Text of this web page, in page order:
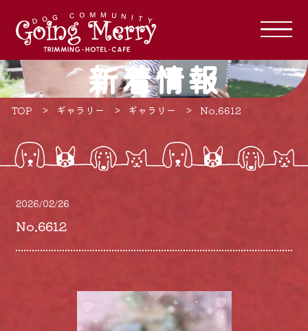
新着情報
TOP ギャラリー ギャラリー No.6612
2026/02/26
No.6612